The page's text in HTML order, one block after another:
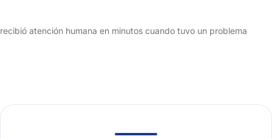
recibió atención humana en minutos cuando tuvo un problema